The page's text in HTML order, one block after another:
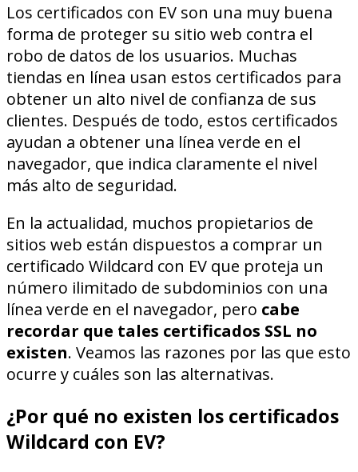
Los certificados con EV son una muy buena
forma de proteger su sitio web contra el
robo de datos de los usuarios. Muchas
tiendas en línea usan estos certificados para
obtener un alto nivel de confianza de sus
clientes. Después de todo, estos certificados
ayudan a obtener una línea verde en el
navegador, que indica claramente el nivel
más alto de seguridad.
En la actualidad, muchos propietarios de
sitios web están dispuestos a comprar un
certificado Wildcard con EV que proteja un
número ilimitado de subdominios con una
línea verde en el navegador, pero cabe
recordar que tales certificados SSL no
existen. Veamos las razones por las que esto
ocurre y cuáles son las alternativas.
¿Por qué no existen los certificados
Wildcard con EV?